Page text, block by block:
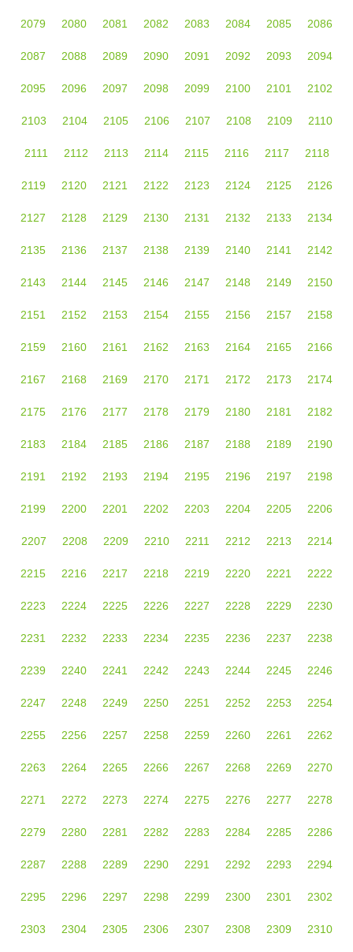
2079 2080 2081 2082 2083 2084 2085 2086
2087 2088 2089 2090 2091 2092 2093 2094
2095 2096 2097 2098 2099 2100 2101 2102
2103 2104 2105 2106 2107 2108 2109 2110
2111 2112 2113 2114 2115 2116 2117 2118
2119 2120 2121 2122 2123 2124 2125 2126
2127 2128 2129 2130 2131 2132 2133 2134
2135 2136 2137 2138 2139 2140 2141 2142
2143 2144 2145 2146 2147 2148 2149 2150
2151 2152 2153 2154 2155 2156 2157 2158
2159 2160 2161 2162 2163 2164 2165 2166
2167 2168 2169 2170 2171 2172 2173 2174
2175 2176 2177 2178 2179 2180 2181 2182
2183 2184 2185 2186 2187 2188 2189 2190
2191 2192 2193 2194 2195 2196 2197 2198
2199 2200 2201 2202 2203 2204 2205 2206
2207 2208 2209 2210 2211 2212 2213 2214
2215 2216 2217 2218 2219 2220 2221 2222
2223 2224 2225 2226 2227 2228 2229 2230
2231 2232 2233 2234 2235 2236 2237 2238
2239 2240 2241 2242 2243 2244 2245 2246
2247 2248 2249 2250 2251 2252 2253 2254
2255 2256 2257 2258 2259 2260 2261 2262
2263 2264 2265 2266 2267 2268 2269 2270
2271 2272 2273 2274 2275 2276 2277 2278
2279 2280 2281 2282 2283 2284 2285 2286
2287 2288 2289 2290 2291 2292 2293 2294
2295 2296 2297 2298 2299 2300 2301 2302
2303 2304 2305 2306 2307 2308 2309 2310